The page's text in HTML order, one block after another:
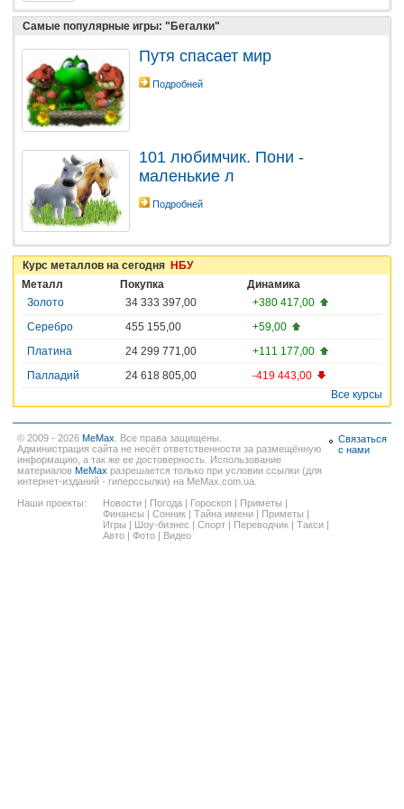
Самые популярные игры: "Бегалки"
Путя спасает мир
Подробней
101 любимчик. Пони -
маленькие л
Подробней
Курс металлов на сегодня НБУ
Металл
Покупка
Динамика
Золото
34 333 397,00
+380 417,00
Серебро
455 155,00
+59,00
Платина
24 299 771,00
+111 177,00
Палладий
24 618 805,00
-419 443,00
Все курсы
© 2009 - 2026 MeMax . Все права защищены.
Администрация сайта не несёт ответственности за размещённую
информацию, а так же ее достоверность. Использование
материалов MeMax разрешается только при условии ссылки (для
интернет-изданий - гиперссылки) на MeMax.com.ua.
Наши проекты:
Новости Погода Гороскоп Приметы
Финансы
Сонник Тайна имени Приметы
Игры
Шоу-бизнес Спорт Переводчик Такси
Авто
Фото Видео
Связаться
с нами